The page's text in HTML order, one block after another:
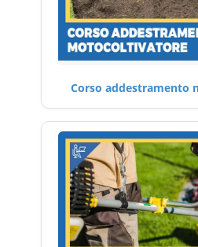
Corso addestramento